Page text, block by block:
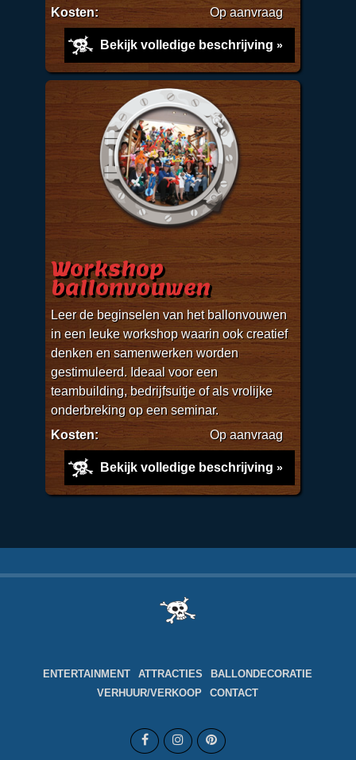
Kosten:
Op aanvraag
Bekijk volledige beschrijving
Workshop
ballonvouwen
Leer de beginselen van het ballonvouwen
in een leuke workshop waarin ook creatief
denken en samenwerken worden
gestimuleerd. Ideaal voor een
teambuilding, bedrijfsuitje of als vrolijke
onderbreking op een seminar.
Kosten:
Op aanvraag
Bekijk volledige beschrijving
ENTERTAINMENT ATTRACTIES
BALLONDECORATIE
VERHUUR/VERKOOP
CONTACT